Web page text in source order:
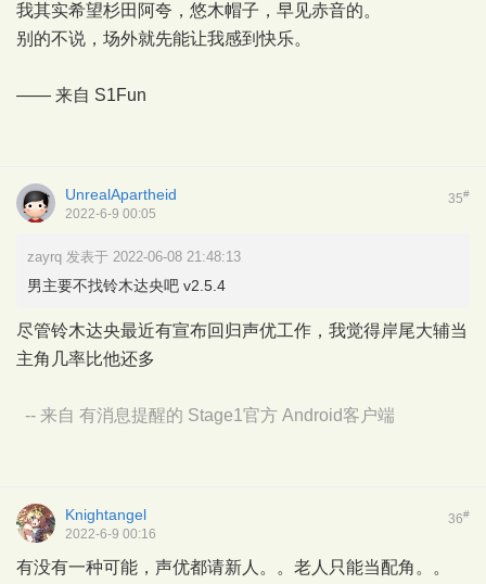
我其实希望杉田阿夸，悠木帽子，早见赤音的。
别的不说，场外就先能让我感到快乐。
—— 来自 S1Fun
35#
UnrealApartheid
2022-6-9 00:05
zayrq 发表于 2022-06-08 21:48:13
男主要不找铃木达央吧 v2.5.4
尽管铃木达央最近有宣布回归声优工作，我觉得岸尾大辅当
主角几率比他还多
-- 来自 有消息提醒的 Stage1官方 Android客户端
36#
Knightangel
2022-6-9 00:16
有没有一种可能，声优都请新人。。老人只能当配角。。